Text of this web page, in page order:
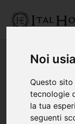
Noi
Questo
tecnologie
la tua
seguenti